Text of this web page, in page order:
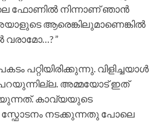
ഫോണിൽ നിന്നാണ് ഞാൻ
അയാളുടെ ആരെങ്കിലുമാണെങ്കിൽ
വരാമോ…? ”
പറ്റിയിരിക്കുന്നു. വിളിച്ചയാൾ
അമ്മയോട് ഇത്
കാവ്യയുടെ
നടക്കുന്നതു പോലെ